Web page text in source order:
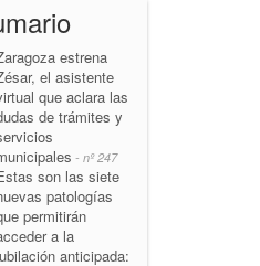
estrena
el asistente
que aclara las
de trámites y
- nº 247
son las siete
patologías
permitirán
a la
anticipada: